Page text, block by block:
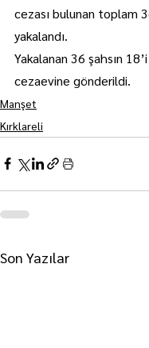
cezası bulunan toplam
yakalandı.
Yakalanan 36 şahsın
cezaevine gönderildi.
Manşet
Kırklareli
Son Yazılar